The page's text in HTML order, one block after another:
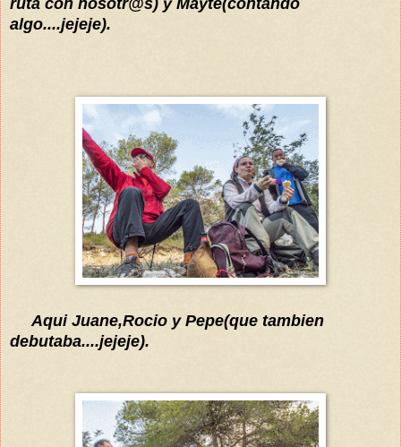
algo....jejeje).
Aqui Juane,Rocio y Pepe(que tambien
debutaba....jejeje).